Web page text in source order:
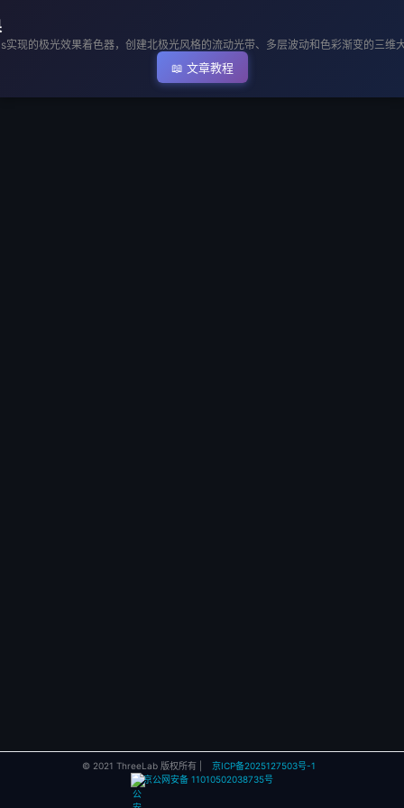
实现的极光效果着色器，创建北极光风格的流动光带、多层波动和色彩渐变的三维
📖 文章教程
© 2021 ThreeLab 版权所有 |
京ICP备2025127503号-1
京公网安备 11010502038735号